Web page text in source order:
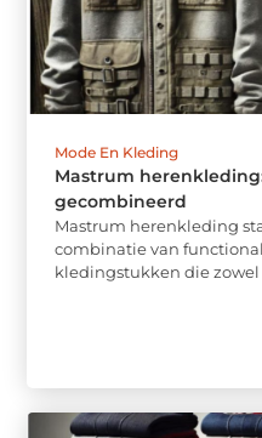
Mode En Kleding
Mastrum
gecombineerd
Mastrum herenkleding
combinatie van
kledingstukken die zowel